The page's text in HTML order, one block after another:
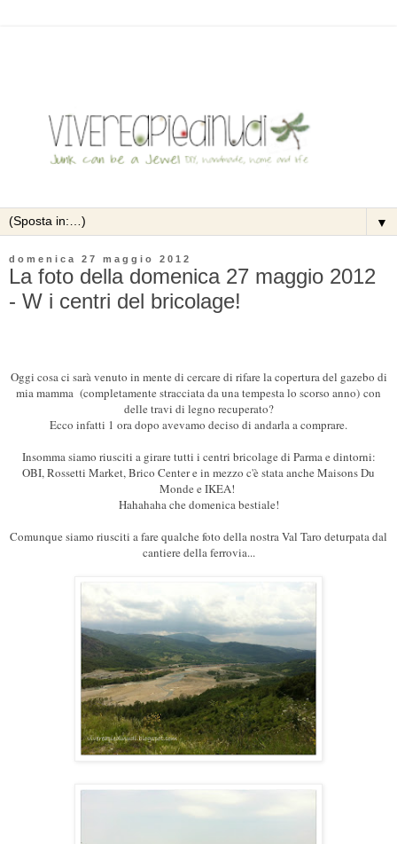
▼
domenica 27 maggio 2012
La foto della domenica 27 maggio 2012
- W i centri del bricolage!
Oggi cosa ci sarà venuto in mente di cercare di rifare la copertura del gazebo di
mia mamma (completamente stracciata da una tempesta lo scorso anno) con
delle travi di legno recuperato?
Ecco infatti 1 ora dopo avevamo deciso di andarla a comprare.
Insomma siamo riusciti a girare tutti i centri bricolage di Parma e dintorni:
OBI, Rossetti Market, Brico Center e in mezzo c'è stata anche Maisons Du
Monde e IKEA!
Hahahaha che domenica bestiale!
Comunque siamo riusciti a fare qualche foto della nostra Val Taro deturpata dal
cantiere della ferrovia...